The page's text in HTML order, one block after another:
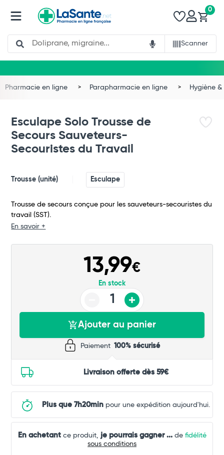
Search
Scanner
0
Total
Commander
Pharmacie en ligne Parapharmacie en ligne Hygiène
Esculape Solo Trousse de
Secours Sauveteurs-
Secouristes du Travail
Trousse (unité) Esculape
Trousse de secours conçue pour les sauveteurs-secouristes du
travail (SST).
En savoir +
13,99€
En stock
Ajouter au panier
Paiement 100% sécurisé
Livraison offerte dès 59€
Plus que 7h20min pour une expédition aujourd'hui.
En achetantce produit, je pourrais gagner ...de fidélité
sous conditions